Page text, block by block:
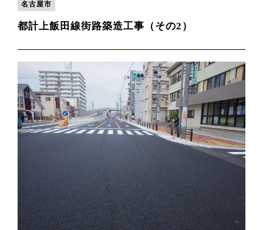
名古屋市
都計上飯田線街路築造工事（その2）